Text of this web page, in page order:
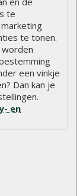
te
te tonen.
een vinkje
Dan kan je
en